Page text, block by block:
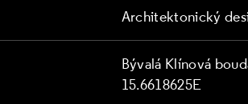
Architektonický
Bývalá Klínová
15.6618625E